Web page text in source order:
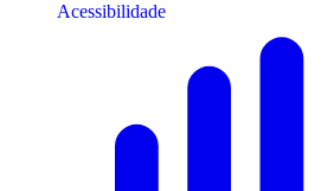
Acessibilidade